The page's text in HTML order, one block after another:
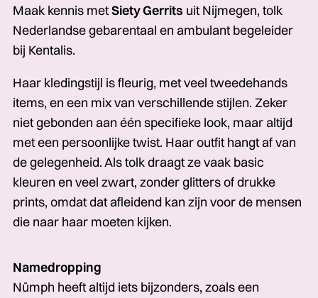
Maak kennis metSiety Gerrits uit Nijmegen, tolk
Nederlandse gebarentaal en ambulant begeleider
bij Kentalis.
Haar kledingstijl is fleurig, met veel tweedehands
items, en een mix van verschillende stijlen. Zeker
niet gebonden aan één specifieke look, maar altijd
met een persoonlijke twist. Haar outfit hangt af van
de gelegenheid. Als tolk draagt ze vaak basic
kleuren en veel zwart, zonder glitters of drukke
prints, omdat dat afleidend kan zijn voor de mensen
die naar haar moeten kijken.
Namedropping
Nümph heeft altijd iets bijzonders, zoals een